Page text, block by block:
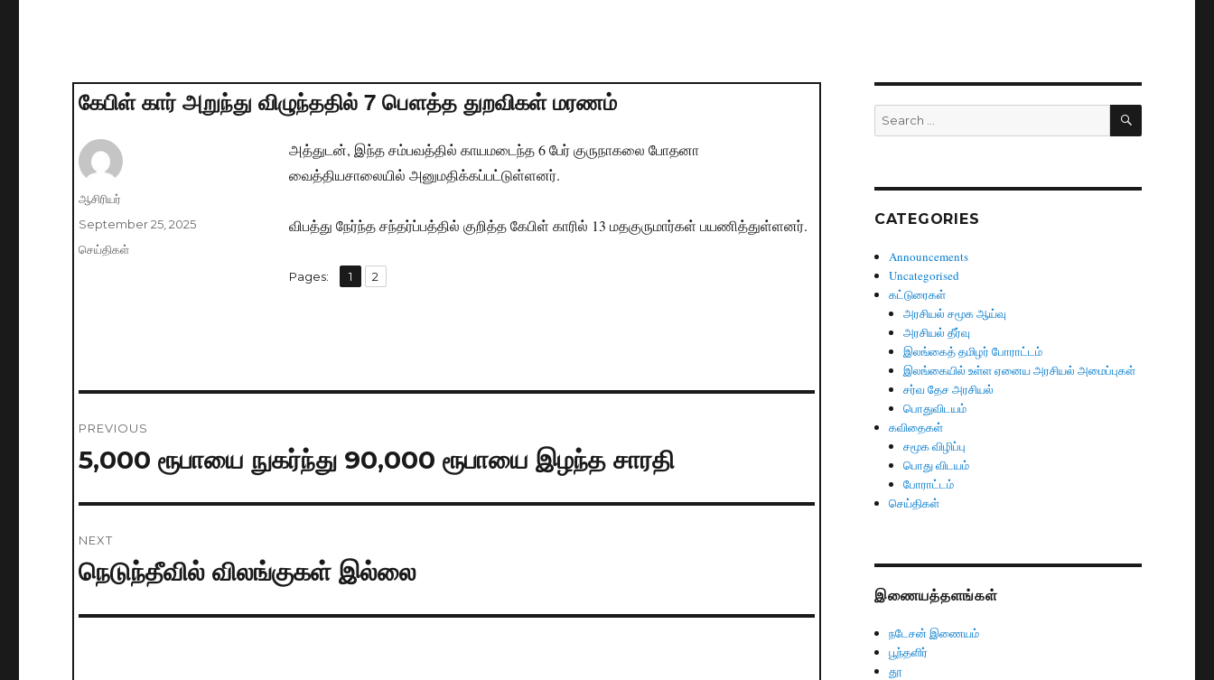
கேபிள் கார் அறுந்து விழுந்ததில் 7 பௌத்த துறவிகள் மரணம்
அத்துடன், இந்த சம்பவத்தில் காயமடைந்த 6 பேர் குருநாகலை போதனா
வைத்தியசாலையில் அனுமதிக்கப்பட்டுள்ளனர்.
விபத்து நேர்ந்த சந்தர்ப்பத்தில் குறித்த கேபிள் காரில் 13 மதகுருமார்கள் பயணித்துள்ளனர்.
Pages: Page
1 ,
Page
2
Author
ஆசிரியர்
Posted
on
September 25, 2025
Categories
செய்திகள்
navigation
PREVIOUS
Previous
5,000 ரூபாயை நுகர்ந்து 90,000 ரூபாயை இழந்த சாரதி
NEXT
Next
நெடுந்தீவில் விலங்குகள் இல்லை
Search
for:
SEARCH
CATEGORIES
Announcements
Uncategorised
கட்டுரைகள்
அரசியல் சமூக ஆய்வு
அரசியல் தீர்வு
இலங்கைத் தமிழர் போராட்டம்
இலங்கையில் உள்ள ஏனைய அரசியல் அமைப்புகள்
சர்வ தேச அரசியல்
பொதுவிடயம்
கவிதைகள்
சமூக விழிப்பு
பொது விடயம்
போராட்டம்
செய்திகள்
இணையத்தளங்கள்
நடேசன் இணையம்
பூந்தளிர்
தூ